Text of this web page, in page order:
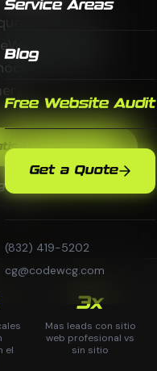
Service Areas
Blog
Free Website Audit
Get a Quote
(832) 419-5202
cg@codewcg.com
entienda tu
combina
del
el
3x
Mas leads con sitio
web profesional vs
sin sitio